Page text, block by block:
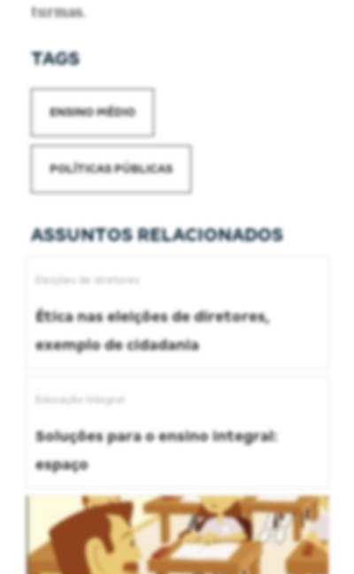
turmas.
TAGS
ENSINO MÉDIO
POLÍTICAS PÚBLICAS
ASSUNTOS RELACIONADOS
Eleições de diretores
Ética nas eleições de diretores,
exemplo de cidadania
Educação Integral
Soluções para o ensino integral:
espaço